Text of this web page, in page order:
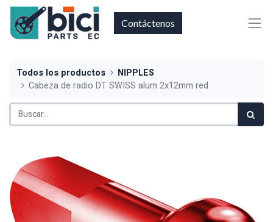
Contáctenos
Todos los productos
NIPPLES
Cabeza de radio DT SWISS alum 2x12mm red